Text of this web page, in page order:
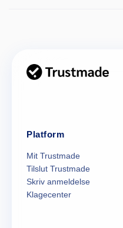
Platform
Mit Trustmade
Tilslut Trustmade
Skriv anmeldelse
Klagecenter